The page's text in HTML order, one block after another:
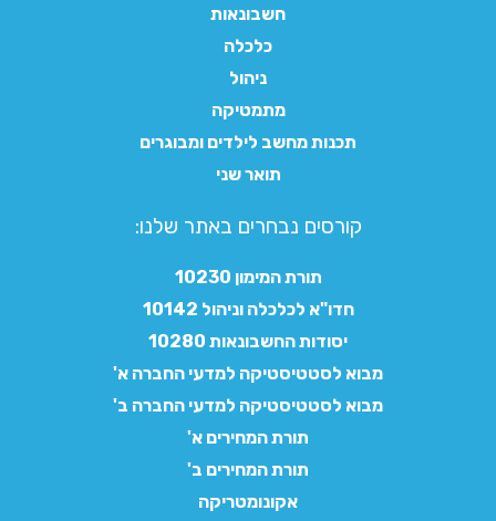
חשבונאות
כלכלה
ניהול
מתמטיקה
תכנות מחשב לילדים ומבוגרים
תואר שני
קורסים נבחרים באתר שלנו:​
תורת המימון 10230
חדו"א לכלכלה וניהול 10142
יסודות החשבונאות 10280
מבוא לסטטיסטיקה למדעי החברה א'
מבוא לסטטיסטיקה למדעי החברה ב'
תורת המחירים א'
תורת המחירים ב'
אקונומטריקה